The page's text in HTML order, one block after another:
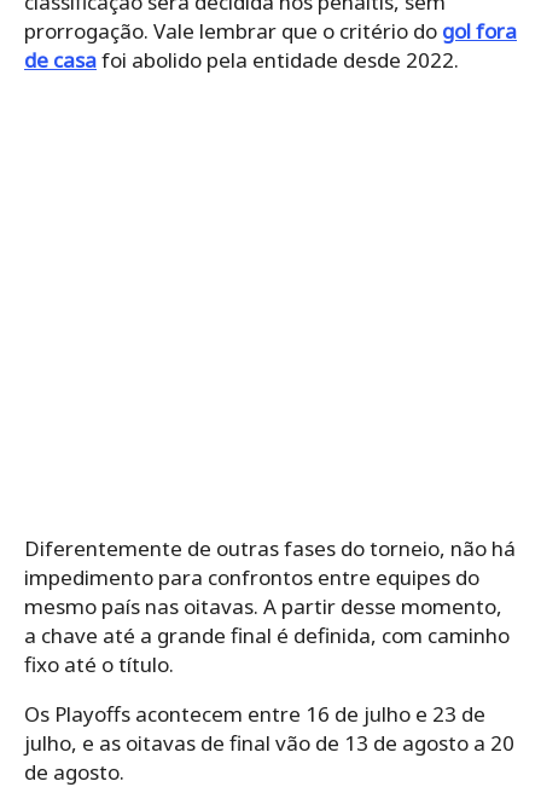
prorrogação. Vale lembrar que o critério do gol fora
de casafoi abolido pela entidade desde 2022.
Diferentemente de outras fases do torneio, não há
impedimento para confrontos entre equipes do
mesmo país nas oitavas. A partir desse momento,
a chave até a grande final é definida, com caminho
fixo até o título.
Os Playoffs acontecem entre 16 de julho e 23 de
julho, e as oitavas de final vão de 13 de agosto a 20
de agosto.